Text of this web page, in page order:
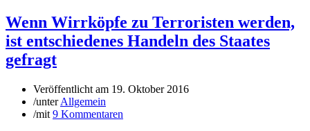
Wenn Wirrköpfe zu Terroristen werden,
ist entschiedenes Handeln des Staates
gefragt
Veröffentlicht am 19. Oktober 2016
/unterAllgemein
/mit 9 Kommentaren